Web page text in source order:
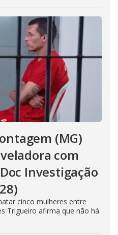
(MG)
com
Investigação
cinco mulheres entre
Trigueiro afirma que não há